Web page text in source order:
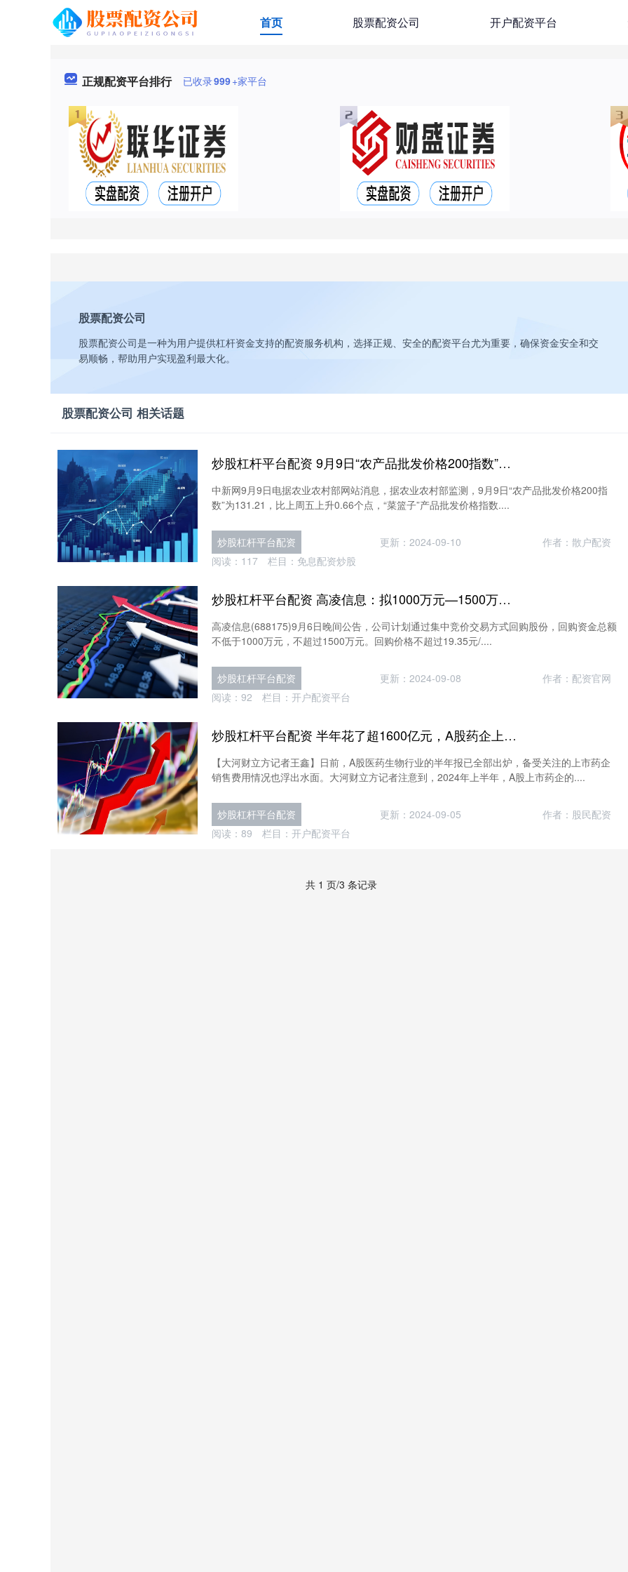
首页 股票配资公司 开户配资平台
正规配资平台排行 已收录999+家平台
股票配资公司
股票配资公司是一种为用户提供杠杆资金支持的配资服务机构，选择正规、安全的配资平台尤为重要，确保资金安全和交
易顺畅，帮助用户实现盈利最大化。
股票配资公司 相关话题
炒股杠杆平台配资 9月9日“农产品批发价格200指数”比上周五上升0.66个点
中新网9月9日电据农业农村部网站消息，据农业农村部监测，9月9日“农产品批发价格200指
数”为131.21，比上周五上升0.66个点，“菜篮子”产品批发价格指数....
炒股杠杆平台配资 更新：2024-09-10
作者：散户配资
阅读： 117 栏目： 免息配资炒股
炒股杠杆平台配资 高凌信息：拟1000万元—1500万元回购股份
高凌信息(688175)9月6日晚间公告，公司计划通过集中竞价交易方式回购股份，回购资金总额
不低于1000万元，不超过1500万元。回购价格不超过19.35元/....
炒股杠杆平台配资 更新：2024-09-08
作者：配资官网
阅读： 92 栏目： 开户配资平台
炒股杠杆平台配资 半年花了超1600亿元，A股药企上半年销售费用公布！哪家公司最烧钱？
【大河财立方记者王鑫】日前，A股医药生物行业的半年报已全部出炉，备受关注的上市药企
销售费用情况也浮出水面。大河财立方记者注意到，2024年上半年，A股上市药企的....
炒股杠杆平台配资 更新：2024-09-05
作者：股民配资
阅读： 89 栏目： 开户配资平台
共 1 页/3 条记录